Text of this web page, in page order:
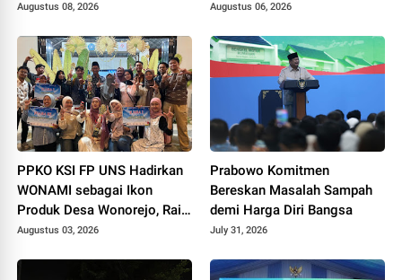
Augustus 08, 2026
Undang Universitas Terbaik
Augustus 06, 2026
PPKO KSI FP UNS Hadirkan
WONAMI sebagai Ikon
Produk Desa Wonorejo, Raih
Tiga Penghargaan di
2026
Augustus 03, 2026
Prabowo Komitmen
Bereskan Masalah Sampah
demi Harga Diri Bangsa
July 31, 2026